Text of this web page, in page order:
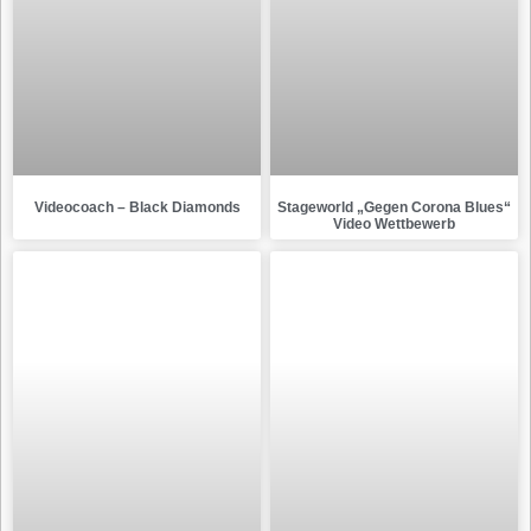
Videocoach – Black Diamonds
Stageworld „Gegen Corona Blues“
Video Wettbewerb